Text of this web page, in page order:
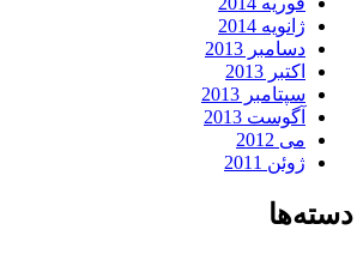
ژانویه 2014
دسامبر 2013
اکتبر 2013
سپتامبر 2013
آگوست 2013
می 2012
ژوئن 2011
دسته‌ها